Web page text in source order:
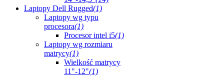
Laptopy Dell Rugged(1)
Laptopy wg typu
procesora(1)
Procesor intel i5(1)
Laptopy wg rozmiaru
matrycy(1)
Wielkość matrycy
11"-12"(1)